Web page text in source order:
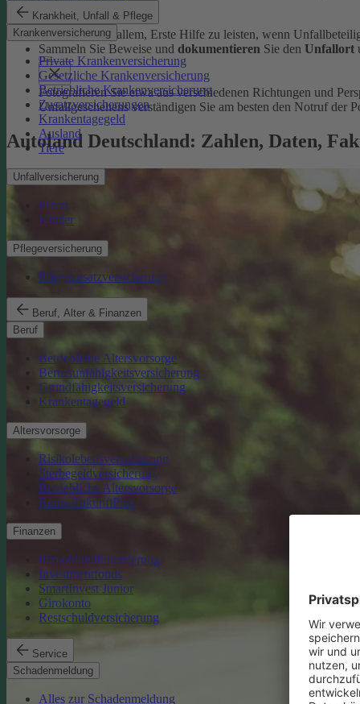
Krankheit, Unfall & Pflege
Krankenversicherung
Private Krankenversicherung
Gesetzliche Krankenversicherung
Betriebliche Krankenversicherung
Zusatzversicherungen
Krankentagegeld
Ausland
Tiere
Unfallversicherung
Privat
Kinder
Pflegeversicherung
Pflegezusatzversicherung
Beruf, Alter & Finanzen
Beruf
Betriebliche Altersvorsorge
Berufsunfähigkeitsversicherung
Grundfähigkeitsversicherung
Krankentagegeld
Altersvorsorge
Risikolebensversicherung
Sterbegeldversicherung
Betriebliche Altersvorsorge
Rente ZukunftPlus
Finanzen
Immobilienfinanzierung
Investmentfonds
SmartInvest Junior
Girokonto
Restschuldversicherung
Service
Schadenmeldung
Alles zur Schadenmeldung
Dazu zählt vor allem, Erste Hilfe zu leisten, wenn
Sammeln Sie Beweise und dokumentieren Sie den Unfallort
Fotografieren Sie etwa aus verschiedenen Richtungen und
Unfallgeschehens verständigen Sie am besten den Notruf der
Autoland Deutschland: Zahlen, Daten,